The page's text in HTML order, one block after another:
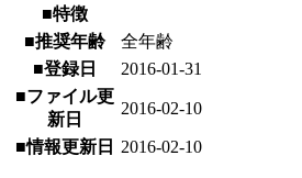
■特徴
■推奨年齢
全年齢
■登録日
2016-01-31
■ファイル更
新日
2016-02-10
■情報更新日 2016-02-10